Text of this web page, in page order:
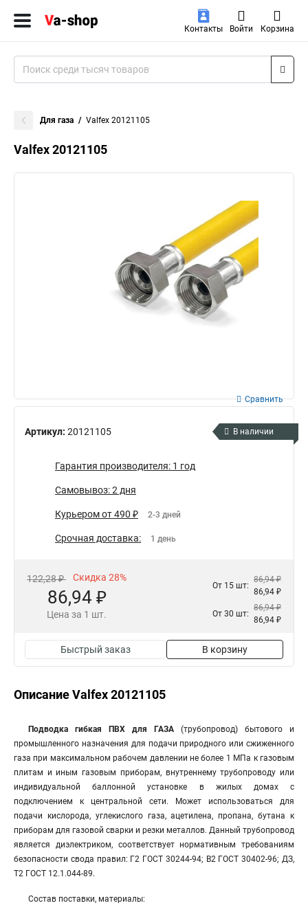
Контакты Войти Корзина
Для газа Valfex 20121105
Valfex 20121105
Артикул: 20121105
Сравнить
В наличии
Гарантия производителя: 1 год
Самовывоз: 2 дня
Курьером от 490 ₽ 2-3 дней
Срочная доставка: 1 день
122,28 ₽ Скидка 28%
86,94 ₽
Цена за 1 шт.
От 15 шт:
86,94 ₽
86,94 ₽
От 30 шт:
86,94 ₽
86,94 ₽
Быстрый заказ В корзину
Описание Valfex 20121105
Подводка гибкая ПВХ для ГАЗА (трубопровод) бытового и
промышленного назначения для подачи природного или сжиженного
газа при максимальном рабочем давлении не более 1 МПа к газовым
плитам и иным газовым приборам, внутреннему трубопроводу или
индивидуальной баллонной установке в жилых домах с
подключением к центральной сети. Может использоваться для
подачи кислорода, углекислого газа, ацетилена, пропана, бутана к
приборам для газовой сварки и резки металлов. Данный трубопровод
является диэлектриком, соответствует нормативным требованиям
безопасности свода правил: Г2 ГОСТ 30244-94; В2 ГОСТ 30402-96; ДЗ,
Т2 ГОСТ 12.1.044-89.
Состав поставки, материалы: